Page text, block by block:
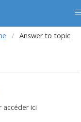
Answer to topic
ici